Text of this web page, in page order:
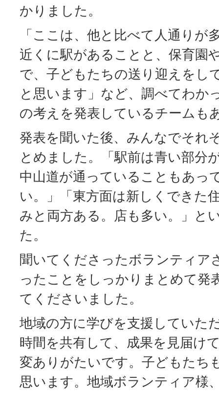
かりました。
「ここは、他と比べて人通りが
近くに駅があることと、保育園
で、子どもたちの送り迎えをし
と思います」など、調べてわか
の考えを発表しているチームも
発表を聞いた後、みんなでそれ
とめました。「駅前は青い部分
中山道が通っていることもあっ
い。」「東方面は新しくできた
みと両方ある。店も多い。」と
た。
聞いてくださったボランティア
ったことをしっかりまとめて発
てくださいました。
地域の方に学びを支援していた
時間を共有して、成果を見届け
変ありがたいです。子どもたち
思います。地域ボランティア様